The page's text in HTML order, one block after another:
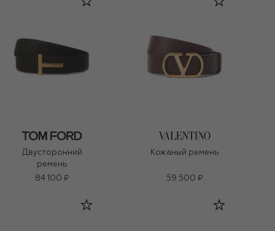
Двусторонний
ремень
84 100 ₽
Кожаный ремень
59 500 ₽